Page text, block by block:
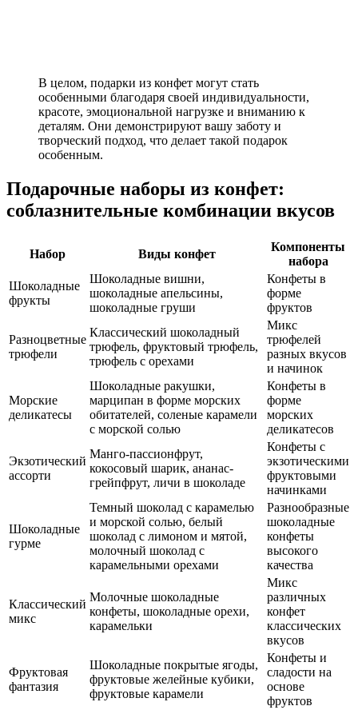
В целом, подарки из конфет могут стать
особенными благодаря своей индивидуальности,
красоте, эмоциональной нагрузке и вниманию к
деталям. Они демонстрируют вашу заботу и
творческий подход, что делает такой подарок
особенным.
Подарочные наборы из конфет:
соблазнительные комбинации вкусов
Набор Виды конфет
Компоненты
набора
Шоколадные
фрукты
Шоколадные вишни,
шоколадные апельсины,
шоколадные груши
Конфеты в
форме
фруктов
Разноцветные
трюфели
Классический шоколадный
трюфель, фруктовый трюфель,
трюфель с орехами
Микс
трюфелей
разных вкусов
и начинок
Морские
деликатесы
Шоколадные ракушки,
марципан в форме морских
обитателей, соленые карамели
с морской солью
Конфеты в
форме
морских
деликатесов
Экзотический
ассорти
Манго-пассионфрут,
кокосовый шарик, ананас-
грейпфрут, личи в шоколаде
Конфеты с
экзотическими
фруктовыми
начинками
Шоколадные
гурме
Темный шоколад с карамелью
и морской солью, белый
шоколад с лимоном и мятой,
молочный шоколад с
карамельными орехами
Разнообразные
шоколадные
конфеты
высокого
качества
Классический
микс
Молочные шоколадные
конфеты, шоколадные орехи,
карамельки
Микс
различных
конфет
классических
вкусов
Фруктовая
фантазия
Шоколадные покрытые ягоды,
фруктовые желейные кубики,
фруктовые карамели
Конфеты и
сладости на
основе
фруктов